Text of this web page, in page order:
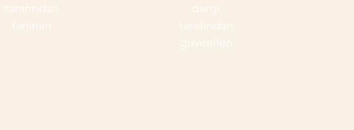
tarafından
tanınan
dergi
tarafından
güvenilen